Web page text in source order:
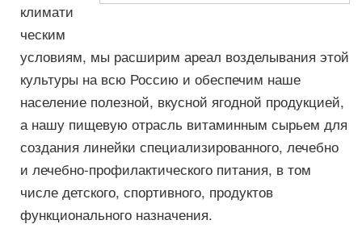
климати
ческим
условиям, мы расширим ареал возделывания этой
культуры на всю Россию и обеспечим наше
население полезной, вкусной ягодной продукцией,
а нашу пищевую отрасль витаминным сырьем для
создания линейки специализированного, лечебно
и лечебно-профилактического питания, в том
числе детского, спортивного, продуктов
функционального назначения.